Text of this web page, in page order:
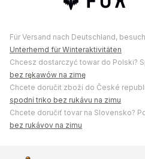
Für Versand nach Deutschland,
Unterhemd für Winteraktivitäten
Chcesz dostarczyć towar do Polski?
bez rękawów na zimę
Chcete doručit zboží do České
spodní triko bez rukávu na zimu
Chcete doručiť tovar na Slovensko?
bez rukávov na zimu